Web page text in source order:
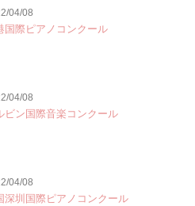
04/08
国際ピアノコンクール
04/08
ビン国際音楽コンクール
04/08
深圳国際ピアノコンクール